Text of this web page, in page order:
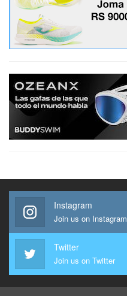
Instagram
Join us on Instagram
Twitter
Join us on Twitter